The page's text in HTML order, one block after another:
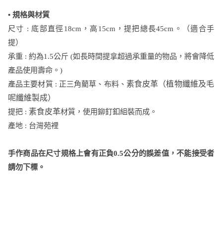
• 規格與材質
尺寸 : 底部直徑18cm，高15cm，提把總長45cm。（適合手
提）
承重 : 約為1.5公斤 (如長時間提拿超過承重量的物品，將會降低
產品使用壽命。)
產品主要材質 : 正三角藺草、布料、 素食皮革（植物纖維及毛
呢纖維製成）
提把 : 素食皮革材質，使用鉚釘釦組裝而成。
產地 : 台灣苑裡
手作商品在尺寸規格上會有正負0.5公分的誤差值，不能接受者
請勿下標。